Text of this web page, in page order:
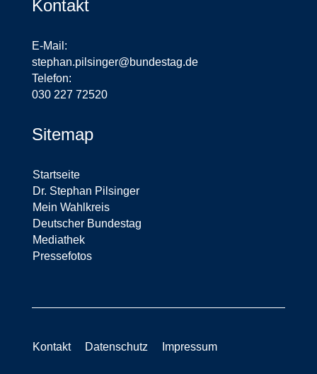
Kontakt
E-Mail:
stephan.pilsinger@bundestag.de
Telefon:
030 227 72520
Sitemap
Startseite
Dr. Stephan Pilsinger
Mein Wahlkreis
Deutscher Bundestag
Mediathek
Pressefotos
Kontakt Datenschutz Impressum